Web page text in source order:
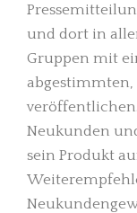
und dort in
Gruppen mit
abgestimmten,
Neukunden
sein Produkt